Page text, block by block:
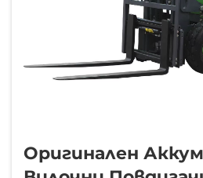
Оригинален